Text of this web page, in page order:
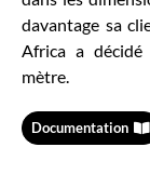
davantage sa
Africa a
mètre.
Documentation